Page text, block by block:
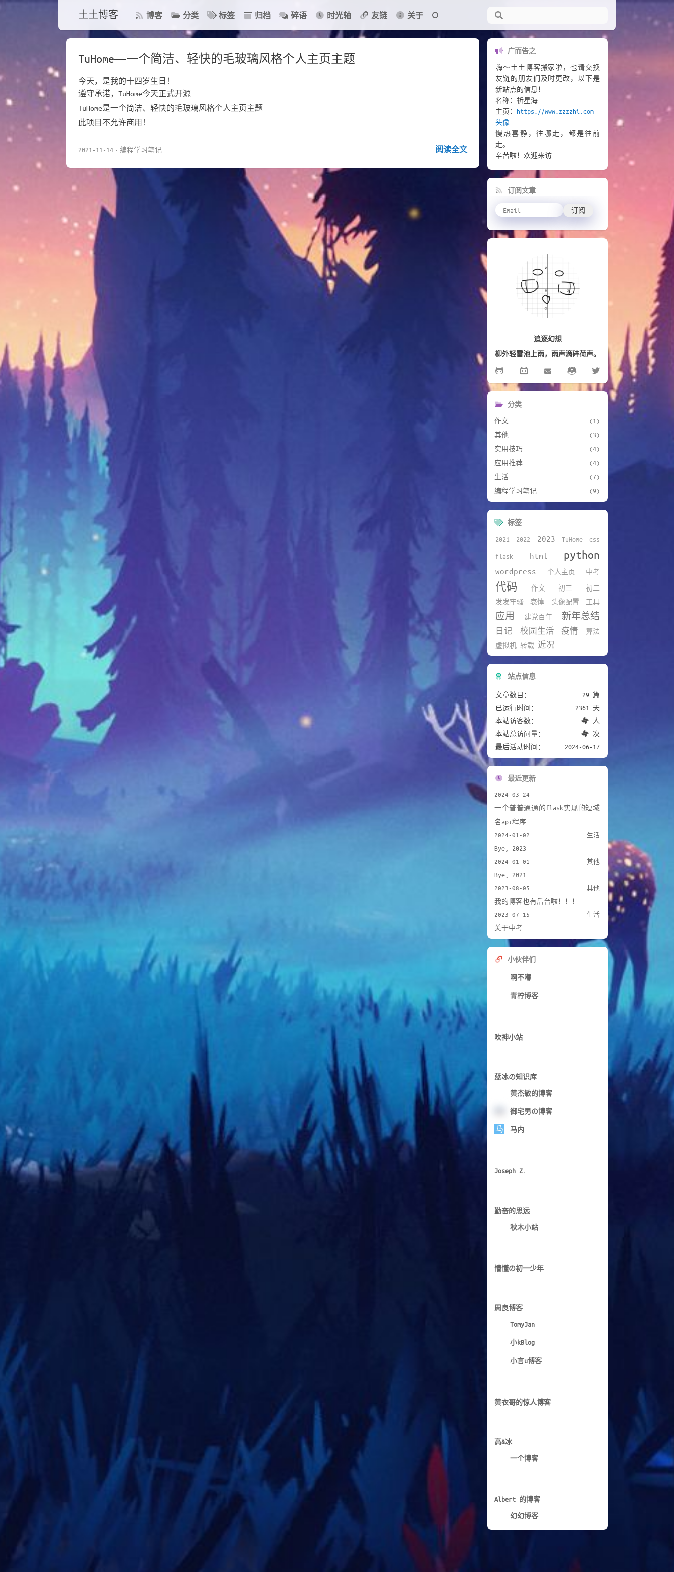
土土博客 博客 分类 标签 归档 碎语 时光轴 友链 关于
TuHome——一个简洁、轻快的毛玻璃风格个人主页主题
今天，是我的十四岁生日！
遵守承诺，TuHome今天正式开源
TuHome是一个简洁、轻快的毛玻璃风格个人主页主题
此项目不允许商用！
2021-11-14 编程学习笔记 阅读全文
广而告之
嗨～土土博客搬家啦，也请交换
友链的朋友们及时更改，以下是
新站点的信息！
名称：祈星海
主页： https://www.zzzzhi.com
头像
慢热喜静，往哪走，都是往前
走。
辛苦啦！欢迎来访
订阅文章
追逐幻想
柳外轻雷池上雨，雨声滴碎荷声。
分类
作文
(1)
其他
(3)
实用技巧
(4)
应用推荐
(4)
生活
(7)
编程学习笔记
(9)
标签
2021
2022 2023 TuHome
css
flask
html python
wordpress 个人主页 中考
代码 作文 初三
初二
发发牢骚
哀悼 头像配置 工具
应用 建党百年 新年总结
日记 校园生活 疫情
算法
虚拟机 转载 近况
站点信息
文章数目：
29 篇
已运行时间：
2361 天
本站访客数：
人
本站总访问量：
次
最后活动时间：
2024-06-17
最近更新
2024-03-24
一个普普通通的flask实现的短域
名api程序
2024-01-02 生活
Bye, 2023
2024-01-01 其他
Bye, 2021
2023-08-05 其他
我的博客也有后台啦！！！
2023-07-15 生活
关于中考
小伙伴们
啊不嘟
青柠博客
吹神小站
黄杰敏的博客
马内
Joseph Z.
秋木小站
懵懂の初一少年
TomyJan
小言u博客
黄衣哥的惊人博客